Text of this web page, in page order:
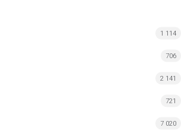
1 114
706
2 141
721
7 020